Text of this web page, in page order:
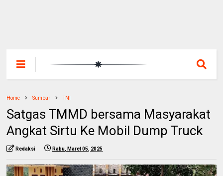
Home Sumbar TNI
Satgas TMMD bersama Masyarakat
Angkat Sirtu Ke Mobil Dump Truck
Redaksi Rabu, Maret 05, 2025